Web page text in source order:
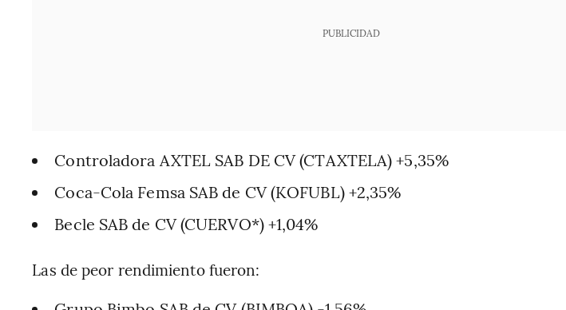
PUBLICIDAD
Controladora AXTEL SAB DE CV (CTAXTELA) +5,35%
Coca-Cola Femsa SAB de CV (KOFUBL) +2,35%
Becle SAB de CV (CUERVO*) +1,04%
Las de peor rendimiento fueron: